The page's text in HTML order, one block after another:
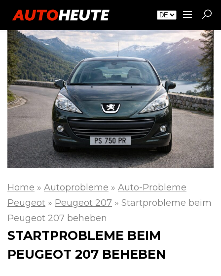
Home » Autoprobleme » Auto-Probleme
Peugeot » Peugeot 207 » Startprobleme beim
Peugeot 207 beheben
STARTPROBLEME BEIM
PEUGEOT 207 BEHEBEN